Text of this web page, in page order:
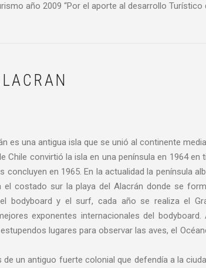
año 2009 “Por el aporte al desarrollo Turístico
es una antigua isla que se unió al continente
Chile convirtió la isla en una península en 1964
concluyen en 1965. En la actualidad la península
el costado sur la playa del Alacrán donde se
bodyboard y el surf, cada año se realiza el
exponentes internacionales del
lugares para observar las aves, el
un antiguo fuerte colonial que defendía a la